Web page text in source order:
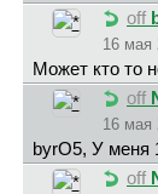
off
16 мая
Может кто то
off
16 мая
byrO5, У меня
off